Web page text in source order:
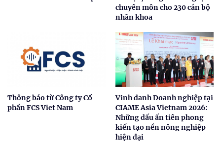
chuyên môn cho 230 cán bộ
nhãn khoa
Thông báo từ Công ty Cổ
phần FCS Viet Nam
Vinh danh Doanh nghiệp tại
CIAME Asia Vietnam 2026:
Những dấu ấn tiên phong
kiến tạo nền nông nghiệp
hiện đại